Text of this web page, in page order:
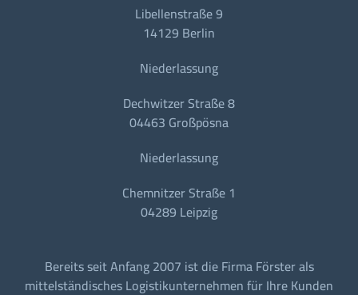
Libellenstraße 9
14129 Berlin
Niederlassung
Dechwitzer Straße 8
04463 Großpösna
Niederlassung
Chemnitzer Straße 1
04289 Leipzig
Bereits seit Anfang 2007 ist die Firma Förster als
mittelständisches Logistikunternehmen für Ihre Kunden